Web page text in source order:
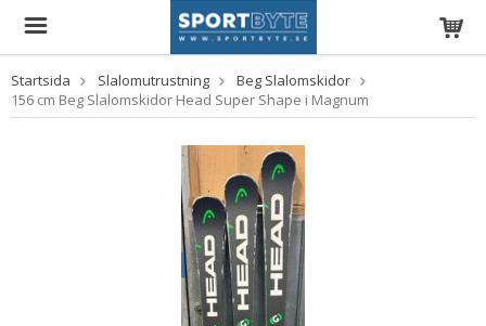
Startsida Slalomutrustning
Beg Slalomskidor
156 cm Beg Slalomskidor Head Super Shape i Magnum